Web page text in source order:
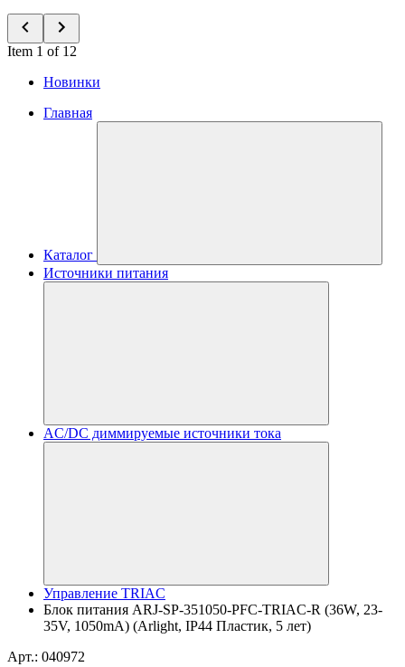
Item 1 of 12
Новинки
Главная
Каталог
Источники питания
AC/DC диммируемые источники тока
Управление TRIAC
Блок питания ARJ-SP-351050-PFC-TRIAC-R (36W, 23-
35V, 1050mA) (Arlight, IP44 Пластик, 5 лет)
Арт.: 040972